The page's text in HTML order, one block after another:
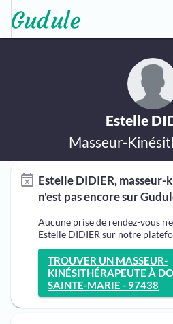
Estelle
Masseur-
Estelle DIDIER,
n'est pas encore sur
Aucune prise de rendez-vous
Estelle DIDIER sur notre
TROUVER UN MASSEUR-
KINÉSITHÉRAPEUTE À
SAINTE-MARIE - 97438